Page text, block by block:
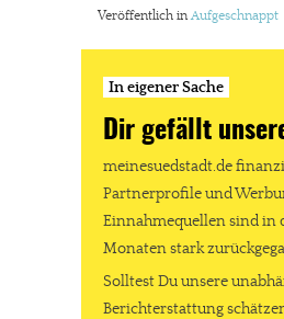
Veröffentlich inAufgeschnappt
In eigener Sache
Dir gefällt
meinesuedstadt.de
Partnerprofile und
Einnahmequellen sind in
Monaten stark
Solltest Du unsere
Berichterstattung